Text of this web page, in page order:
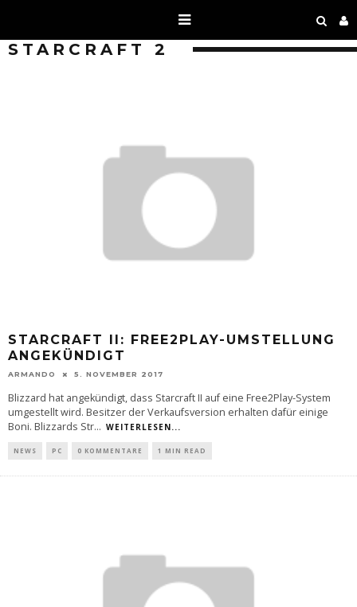
STARCRAFT 2
STARCRAFT II: FREE2PLAY-UMSTELLUNG
ANGEKÜNDIGT
ARMANDO 5. NOVEMBER 2017
Blizzard hat angekündigt, dass Starcraft II auf eine Free2Play-System
umgestellt wird. Besitzer der Verkaufsversion erhalten dafür einige
Boni. Blizzards Str... WEITERLESEN...
NEWS PC 0 KOMMENTARE 1 MIN READ